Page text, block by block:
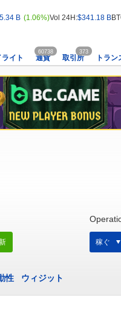
B (1.06%)Vol 24H:$341.18 B
イト 通貨
60738
取引所
373
トラ
稼ぐ
性 ウィジット